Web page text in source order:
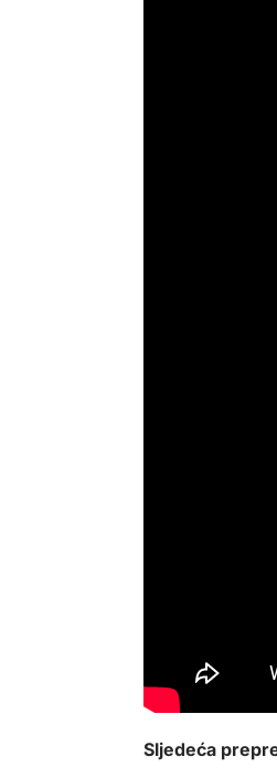
Sljedeća